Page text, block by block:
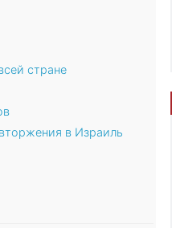
стране
в Израиль